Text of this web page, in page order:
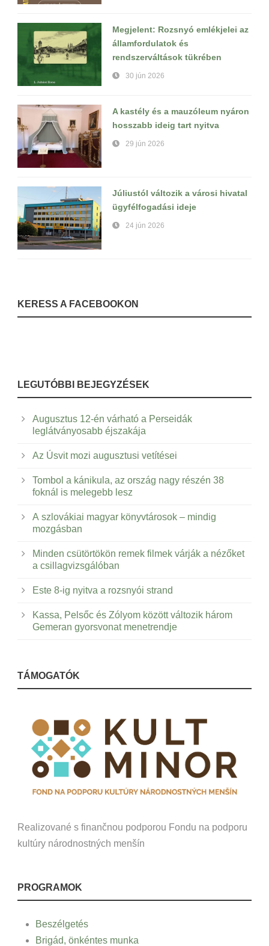
Megjelent: Rozsnyó emlékjelei az
államfordulatok és
rendszerváltások tükrében
30 jún 2026
A kastély és a mauzóleum nyáron
hosszabb ideig tart nyitva
29 jún 2026
Júliustól változik a városi hivatal
ügyfélfogadási ideje
24 jún 2026
KERESS A FACEBOOKON
LEGUTÓBBI BEJEGYZÉSEK
Augusztus 12-én várható a Perseidák
leglátványosabb éjszakája
Az Úsvit mozi augusztusi vetítései
Tombol a kánikula, az ország nagy részén 38
foknál is melegebb lesz
A szlovákiai magyar könyvtárosok – mindig
mozgásban
Minden csütörtökön remek filmek várják a nézőket
a csillagvizsgálóban
Este 8-ig nyitva a rozsnyói strand
Kassa, Pelsőc és Zólyom között változik három
Gemeran gyorsvonat menetrendje
TÁMOGATÓK
Realizované s finančnou podporou Fondu na podporu
kultúry národnostných menšín
PROGRAMOK
Beszélgetés
Brigád, önkéntes munka